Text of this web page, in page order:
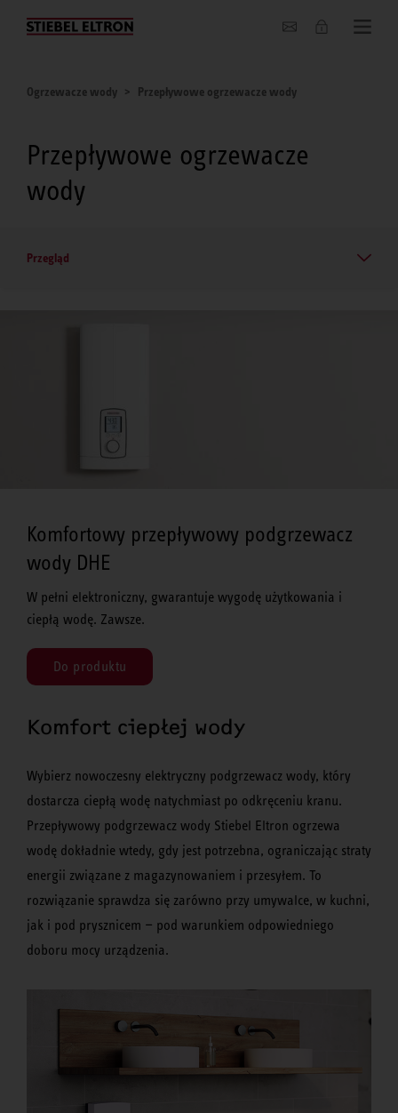
O nas
Ogrzewacze wody Przepływowe ogrzewacze wody
Przepływowe ogrzewacze
wody
Przegląd
Komfortowy przepływowy podgrzewacz
wody DHE
W pełni elektroniczny, gwarantuje wygodę użytkowania i
ciepłą wodę. Zawsze.
Do produktu
Komfort ciepłej wody
Wybierz nowoczesny elektryczny podgrzewacz wody, który
dostarcza ciepłą wodę natychmiast po odkręceniu kranu.
Przepływowy podgrzewacz wody Stiebel Eltron ogrzewa
wodę dokładnie wtedy, gdy jest potrzebna, ograniczając straty
energii związane z magazynowaniem i przesyłem. To
rozwiązanie sprawdza się zarówno przy umywalce, w kuchni,
jak i pod prysznicem — pod warunkiem odpowiedniego
doboru mocy urządzenia.